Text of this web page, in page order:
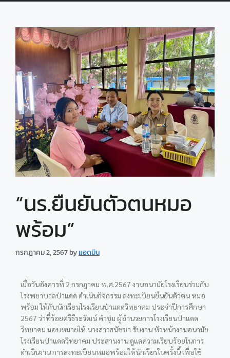
“นร.ยืนยันตัวตน​หมอ
พร้อม”
กรกฎาคม 2, 2567byแอดมิน
เมื่อวันอังคารที่ 2 กรกฎาคม พ.ศ.2567 งานอนามัยโรงเรียนร่วมกับ
โรงพยาบาลป่าแดด ดำเนินกิจกรรม ลงทะเบียนยืนยันตัวตน หมอ
พร้อม ให้กับนักเรียนโรงเรียนป่าแดดวิทยาคม ประจำปีการศึกษา
2567 ว่าที่ร้อยตรีธีระวัฒน์ คำชุ่ม ผู้อำนวยการโรงเรียนป่าแดด
วิทยาคม มอบหมายให้ นางสาวธนัชชา รับงาน หัวหน้างานอนามัย
โรงเรียนป่าแดดวิทยาคม ประสานงาน ดูแลความเรียบร้อยในการ
ดำเนินงาน การลงทะเบียนหมอพร้อมให้นักเรียรในครั้งนี้ เพื่อใช้